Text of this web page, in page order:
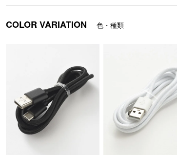
COLOR VARIATION 色・種類